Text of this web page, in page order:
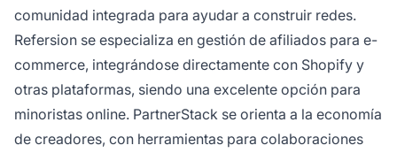
comunidad integrada para ayudar a construir redes.
Refersion se especializa en gestión de afiliados para e-
commerce, integrándose directamente con Shopify y
otras plataformas, siendo una excelente opción para
minoristas online. PartnerStack se orienta a la economía
de creadores, con herramientas para colaboraciones